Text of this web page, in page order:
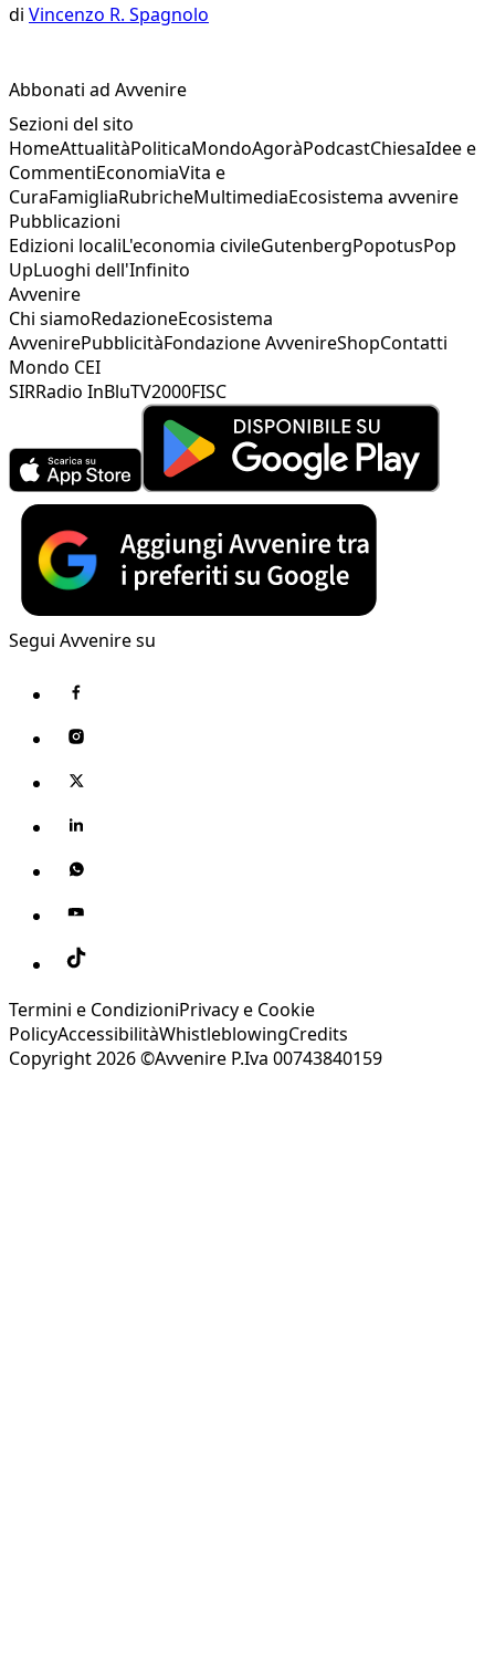
di Vincenzo R. Spagnolo
Abbonati ad Avvenire
Sezioni del sito
HomeAttualitàPoliticaMondoAgoràPodcastChiesaIdee e
CommentiEconomiaVita e
CuraFamigliaRubricheMultimediaEcosistema avvenire
Pubblicazioni
Edizioni localiL'economia civileGutenbergPopotusPop
UpLuoghi dell'Infinito
Avvenire
Chi siamoRedazioneEcosistema
AvvenirePubblicitàFondazione AvvenireShopContatti
Mondo CEI
SIRRadio InBluTV2000FISC
Segui Avvenire su
Termini e CondizioniPrivacy e Cookie
PolicyAccessibilitàWhistleblowingCredits
Copyright 2026 ©Avvenire P.Iva 00743840159